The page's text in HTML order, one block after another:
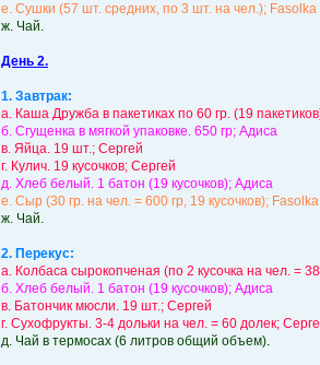
е. Сушки (57 шт. средних, по 3 шт. на чел.); Fasolka
ж. Чай.
День 2.
1. Завтрак:
а. Каша Дружба в пакетиках по 60 гр. (19
б. Сгущенка в мягкой упаковке. 650 гр; Адиса
в. Яйца. 19 шт.; Сергей
г. Кулич. 19 кусочков; Сергей
д. Хлеб белый. 1 батон (19 кусочков); Адиса
е. Сыр (30 гр. на чел. = 600 гр, 19 кусочков); Fasolka
ж. Чай.
2. Перекус:
а. Колбаса сырокопченая (по 2 кусочка на чел. =
б. Хлеб белый. 1 батон (19 кусочков); Адиса
в. Батончик мюсли. 19 шт.; Сергей
г. Сухофрукты. 3-4 дольки на чел. = 60 долек;
д. Чай в термосах (6 литров общий объем).